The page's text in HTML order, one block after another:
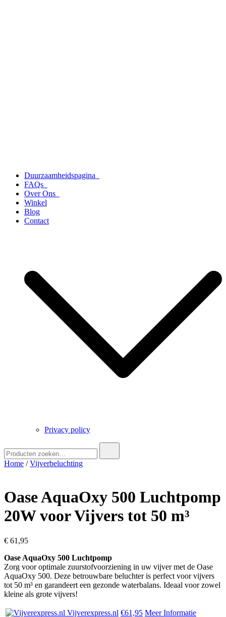
Duurzaamheidspagina
FAQs
Over Ons
Winkel
Blog
Contact
Privacy policy
naar:
Home /Vijverbeluchting
Oase AquaOxy 500 Luchtpomp
20W voor Vijvers tot 50 m³
€ 61,95
Oase AquaOxy 500 Luchtpomp
Zorg voor optimale zuurstofvoorziening in uw vijver met de Oase
AquaOxy 500. Deze betrouwbare beluchter is perfect voor vijvers
tot 50 m³ en garandeert een gezonde waterbalans. Ideaal voor zowel
kleine als grote vijvers!
Vijverexpress.nl €61,95 Meer Informatie